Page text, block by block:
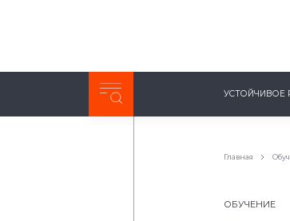
Неделя с ТМК. Выпуск №27
УСТОЙЧИВОЕ
Главная
ОБУЧЕНИЕ